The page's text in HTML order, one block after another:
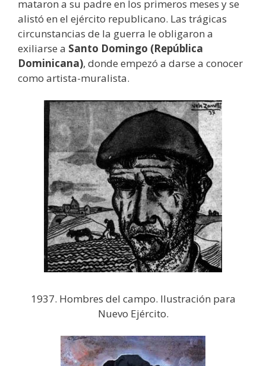
mataron a su padre en los primeros meses y se
alistó en el ejército republicano. Las trágicas
circunstancias de la guerra le obligaron a
exiliarse a Santo Domingo (República
Dominicana), donde empezó a darse a conocer
como artista-muralista.
1937. Hombres del campo. Ilustración para
Nuevo Ejército.